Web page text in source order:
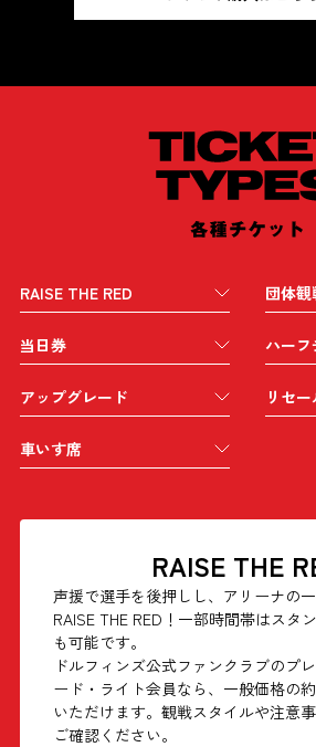
RAISE THE RED 団体観
当日券 ハーフ
アップグレード リセ
車いす席
RAISE THE
声援で選手を後押しし、アリーナの
RAISE THE RED！一部時間帯はスタ
も可能です。
ドルフィンズ公式ファンクラブのプ
ード・ライト会員なら、一般価格の
いただけます。観戦スタイルや注意
ご確認ください。